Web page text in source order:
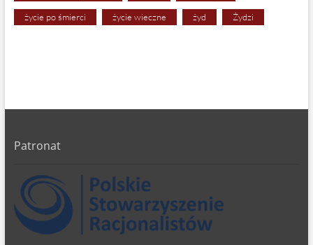
życie po śmierci życie wieczne żyd Żydzi
Patronat